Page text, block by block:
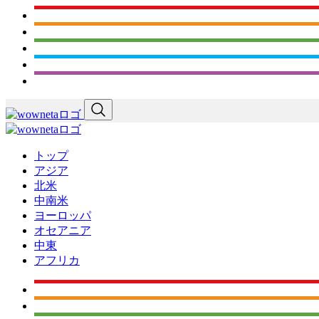
トップ
アジア
北米
中南米
ヨーロッパ
オセアニア
中東
アフリカ